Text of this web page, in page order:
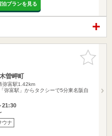
プランを見る
お気に入
りに追加
曽岬町
弥富駅1.42km
弥富駅」からタクシーで5分東名阪自
21:30
ウナ